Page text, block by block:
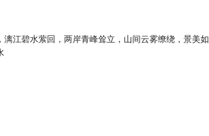
漓江碧水萦回，两岸青峰耸立，山间云雾缭绕，景美如